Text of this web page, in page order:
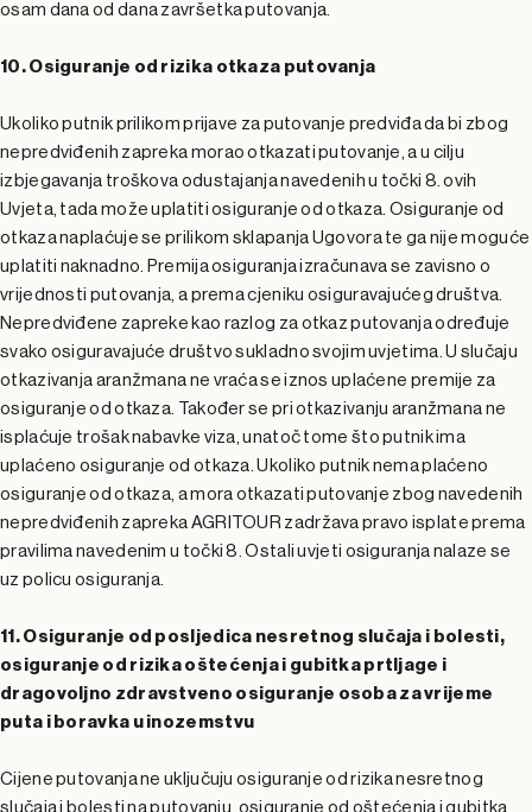
osam dana od dana završetka putovanja.
10. Osiguranje od rizika otkaza putovanja
Ukoliko putnik prilikom prijave za putovanje predviđa da bi zbog
nepredviđenih zapreka morao otkazati putovanje, a u cilju
izbjegavanja troškova odustajanja navedenih u točki 8. ovih
Uvjeta, tada može uplatiti osiguranje od otkaza. Osiguranje od
otkaza naplaćuje se prilikom sklapanja Ugovora te ga nije moguće
uplatiti naknadno. Premija osiguranja izračunava se zavisno o
vrijednosti putovanja, a prema cjeniku osiguravajućeg društva.
Nepredviđene zapreke kao razlog za otkaz putovanja određuje
svako osiguravajuće društvo sukladno svojim uvjetima. U slučaju
otkazivanja aranžmana ne vraća se iznos uplaćene premije za
osiguranje od otkaza. Također se pri otkazivanju aranžmana ne
isplaćuje trošak nabavke viza, unatoč tome što putnik ima
uplaćeno osiguranje od otkaza. Ukoliko putnik nema plaćeno
osiguranje od otkaza, a mora otkazati putovanje zbog navedenih
nepredviđenih zapreka AGRITOUR zadržava pravo isplate prema
pravilima navedenim u točki 8. Ostali uvjeti osiguranja nalaze se
uz policu osiguranja.
11. Osiguranje od posljedica nesretnog slučaja i bolesti,
osiguranje od rizika oštećenja i gubitka prtljage i
dragovoljno zdravstveno osiguranje osoba za vrijeme
puta i boravka u inozemstvu
Cijene putovanja ne uključuju osiguranje od rizika nesretnog
slučaja i bolesti na putovanju, osiguranje od oštećenja i gubitka